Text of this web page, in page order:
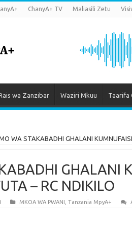
ChanyA+ TV Maliasili Zetu
wa Zanzibar Waziri Mkuu Taarifa
WA STAKABADHI GHALANI
GHALANI
– RC NDIKILO
MKOA WA PWANI Tanzania MpyA+